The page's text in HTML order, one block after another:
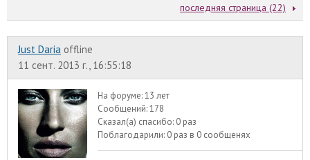
последняя страница (22)
Just Daria offline
11 сент. 2013 г., 16:55:18
На форуме:13 лет
Сообщений:178
Сказал(а) спасибо: 0 раз
Поблагодарили: 0 раз в 0 сообщенях